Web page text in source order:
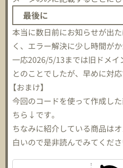
最後に
本当に数日前にお知らせが出
く、エラー解決に少し時間が
一応2026/5/13までは旧ドメイ
とのことでしたが、早めに対
【おまけ】
今回のコードを使って作成し
ちら↓です。
ちなみに紹介している商品は
白いので是非読んでみてくださ